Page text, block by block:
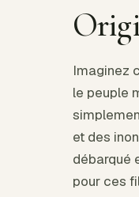
Imaginez
le peuple
et des
débarqué
pour ces